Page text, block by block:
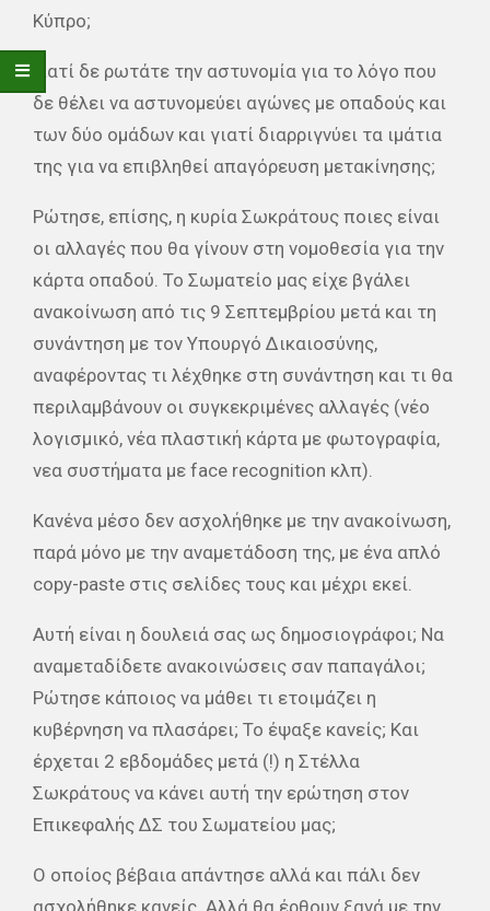
Κύπρο;
Γιατί δε ρωτάτε την αστυνομία για το λόγο που
δε θέλει να αστυνομεύει αγώνες με οπαδούς και
των δύο ομάδων και γιατί διαρριγνύει τα ιμάτια
της για να επιβληθεί απαγόρευση μετακίνησης;
Ρώτησε, επίσης, η κυρία Σωκράτους ποιες είναι
οι αλλαγές που θα γίνουν στη νομοθεσία για την
κάρτα οπαδού. Το Σωματείο μας είχε βγάλει
ανακοίνωση από τις 9 Σεπτεμβρίου μετά και τη
συνάντηση με τον Υπουργό Δικαιοσύνης,
αναφέροντας τι λέχθηκε στη συνάντηση και τι θα
περιλαμβάνουν οι συγκεκριμένες αλλαγές (νέο
λογισμικό, νέα πλαστική κάρτα με φωτογραφία,
νεα συστήματα με face recognition κλπ).
Κανένα μέσο δεν ασχολήθηκε με την ανακοίνωση,
παρά μόνο με την αναμετάδοση της, με ένα απλό
copy-paste στις σελίδες τους και μέχρι εκεί.
Αυτή είναι η δουλειά σας ως δημοσιογράφοι; Να
αναμεταδίδετε ανακοινώσεις σαν παπαγάλοι;
Ρώτησε κάποιος να μάθει τι ετοιμάζει η
κυβέρνηση να πλασάρει; Το έψαξε κανείς; Και
έρχεται 2 εβδομάδες μετά (!) η Στέλλα
Σωκράτους να κάνει αυτή την ερώτηση στον
Επικεφαλής ΔΣ του Σωματείου μας;
Ο οποίος βέβαια απάντησε αλλά και πάλι δεν
ασχολήθηκε κανείς. Αλλά θα έρθουν ξανά με την